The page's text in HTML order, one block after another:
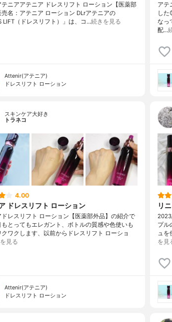
テニアアテニア ドレスリフト ローション【医薬部
名：アテニア ローション DLrアテニアの
LIFT（ドレスリフト）」は、コ…続きを見る
Attenir(アテニア)
ドレスリフト ローション
アテ
した
なっ
配…
スキンケア大好き
トラネコ
4.00
ドレスリフト ローション
ドレスリフト ローション【医薬部外品】の紹介で
とってもエレガント、ボトルの質感や色使いも
ワクします、以前からドレスリフト ローショ
見る
Attenir(アテニア)
ドレスリフト ローション
リ
プル
ュを
を見